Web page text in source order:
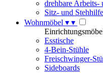
drehbare Arbeits-
Sitz- und Stehhilfe
Wohnmöbel ▾ ▾
Esstische
4-Bein-Stühle
Freischwinger-
Sideboards